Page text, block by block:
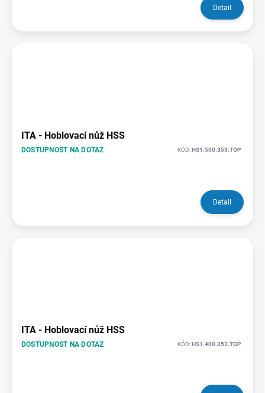
Detail
ITA - Hoblovací nůž HSS
DOSTUPNOST NA DOTAZ KÓD:HS1.500.353.TOP
Detail
ITA - Hoblovací nůž HSS
DOSTUPNOST NA DOTAZ KÓD:HS1.400.353.TOP